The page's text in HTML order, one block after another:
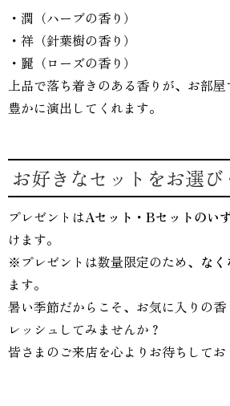
・潤（ハーブの香り）
・祥（針葉樹の香り）
・麗（ローズの香り）
上品で落ち着きのある香りが、お部
豊かに演出してくれます。
お好きなセットをお選び
プレゼントはAセット・Bセットのい
けます。
※プレゼントは数量限定のため、 な
ます。
暑い季節だからこそ、お気に入りの
レッシュしてみませんか？
皆さまのご来店を心よりお待ちしてお